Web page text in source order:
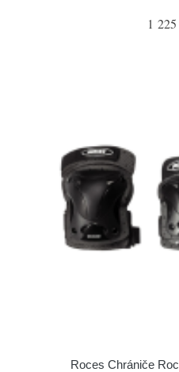
1
Roces Chrániče